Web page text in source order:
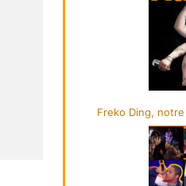
Freko Ding, notre